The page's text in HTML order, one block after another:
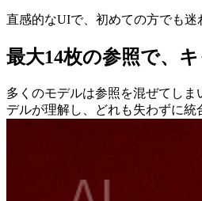
直感的なUIで、初めての方でも迷
最大14枚の参照で、
多くのモデルは参照を混ぜてしま
デルが理解し、どれも失わずに統